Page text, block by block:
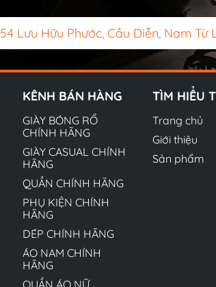
54 Lưu Hữu Phước, Cầu Diễn, Nam Từ
KÊNH BÁN HÀNG
GIÀY BÓNG RỔ
CHÍNH HÃNG
GIÀY CASUAL CHÍNH
HÃNG
QUẦN CHÍNH HÃNG
PHỤ KIỆN CHÍNH
HÃNG
DÉP CHÍNH HÃNG
ÁO NAM CHÍNH
HÃNG
QUẦN ÁO NỮ
TÌM HIỂU
Trang chủ
Giới thiệu
Sản phẩm